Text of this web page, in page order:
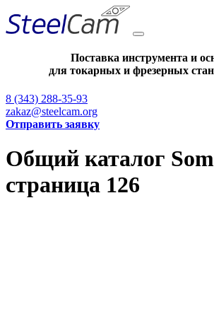
Поставка инструмента и
для токарных и фрезерных
8 (343) 288-35-93
zakaz@steelcam.org
Отправить заявку
Общий каталог
страница 126